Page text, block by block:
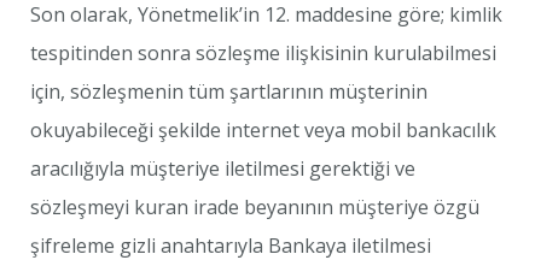
Son olarak, Yönetmelik’in 12. maddesine göre; kimlik
tespitinden sonra sözleşme ilişkisinin kurulabilmesi
için, sözleşmenin tüm şartlarının müşterinin
okuyabileceği şekilde internet veya mobil bankacılık
aracılığıyla müşteriye iletilmesi gerektiği ve
sözleşmeyi kuran irade beyanının müşteriye özgü
şifreleme gizli anahtarıyla Bankaya iletilmesi